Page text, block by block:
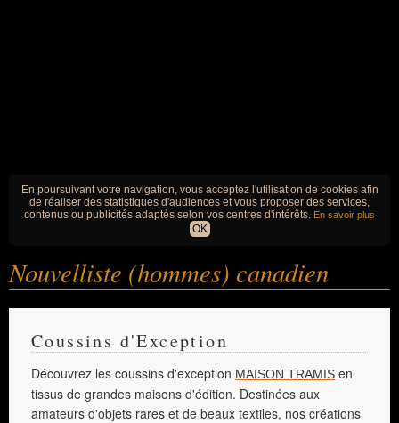
En poursuivant votre navigation, vous acceptez l'utilisation de cookies afin
de réaliser des statistiques d'audiences et vous proposer des services,
contenus ou publicités adaptés selon vos centres d'intérêts. En savoir plus
OK
Nouvelliste (hommes) canadien
Coussins d'Exception
Découvrez les coussins d'exception MAISON TRAMIS en
tissus de grandes maisons d'édition. Destinées aux
amateurs d'objets rares et de beaux textiles, nos créations